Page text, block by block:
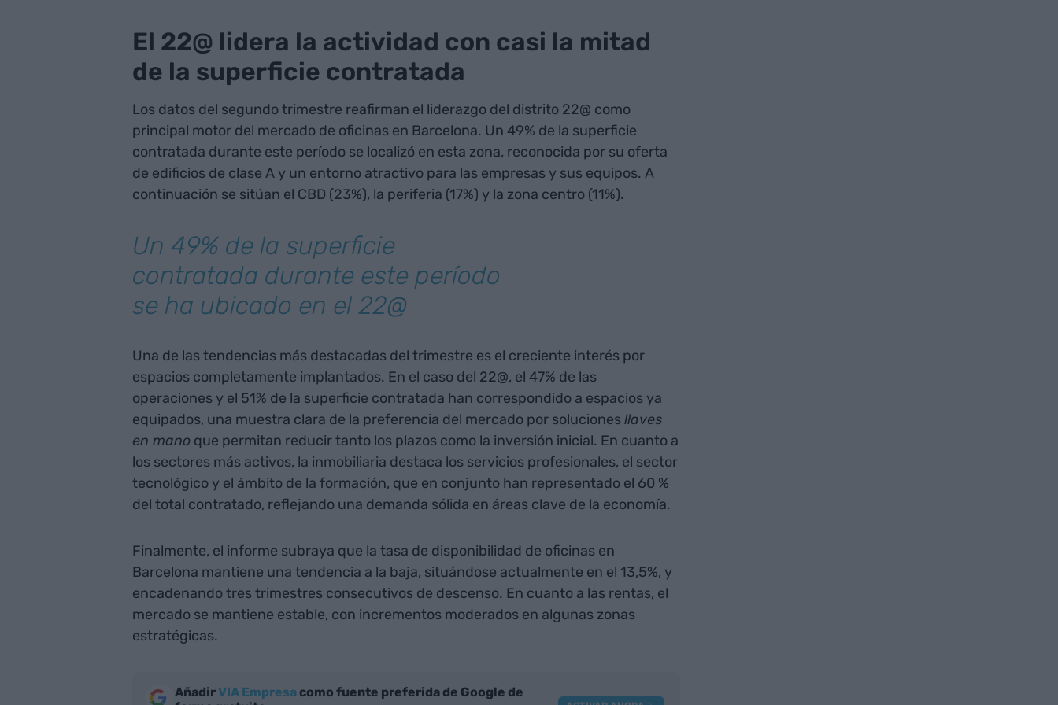
El 22@ lidera la actividad con casi la mitad
de la superficie contratada
Los datos del segundo trimestre reafirman el liderazgo del distrito 22@ como
principal motor del mercado de oficinas en Barcelona. Un 49% de la superficie
contratada durante este período se localizó en esta zona, reconocida por su oferta
de edificios de clase A y un entorno atractivo para las empresas y sus equipos. A
continuación se sitúan el CBD (23%), la periferia (17%) y la zona centro (11%).
Un 49% de la superficie
contratada durante este período
se ha ubicado en el 22@
Una de las tendencias más destacadas del trimestre es el creciente interés por
espacios completamente implantados. En el caso del 22@, el 47% de las
operaciones y el 51% de la superficie contratada han correspondido a espacios ya
equipados, una muestra clara de la preferencia del mercado por solucionesllaves
en manoque permitan reducir tanto los plazos como la inversión inicial. En cuanto a
los sectores más activos, la inmobiliaria destaca los servicios profesionales, el sector
tecnológico y el ámbito de la formación, que en conjunto han representado el 60 %
del total contratado, reflejando una demanda sólida en áreas clave de la economía.
Finalmente, el informe subraya que la tasa de disponibilidad de oficinas en
Barcelona mantiene una tendencia a la baja, situándose actualmente en el 13,5%, y
encadenando tres trimestres consecutivos de descenso. En cuanto a las rentas, el
mercado se mantiene estable, con incrementos moderados en algunas zonas
estratégicas.
AñadirVIA Empresacomo fuente preferida de Google de